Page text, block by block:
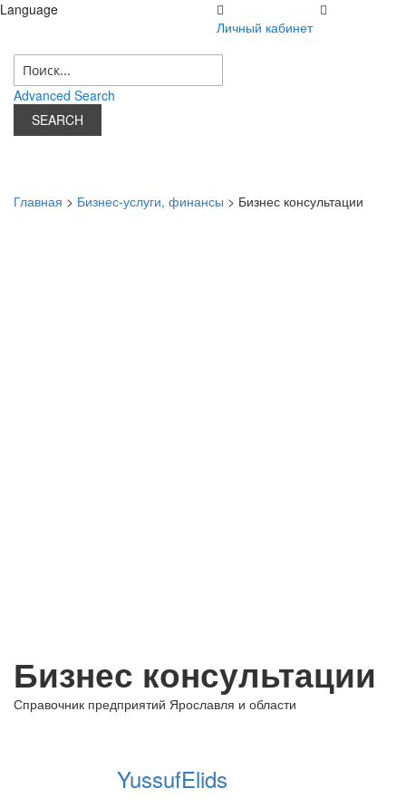
Language
Личный кабинет
Advanced Search
SEARCH
Главная > Бизнес-услуги, финансы > Бизнес консультации
Бизнес консультации
Справочник предприятий Ярославля и области
YussufElids